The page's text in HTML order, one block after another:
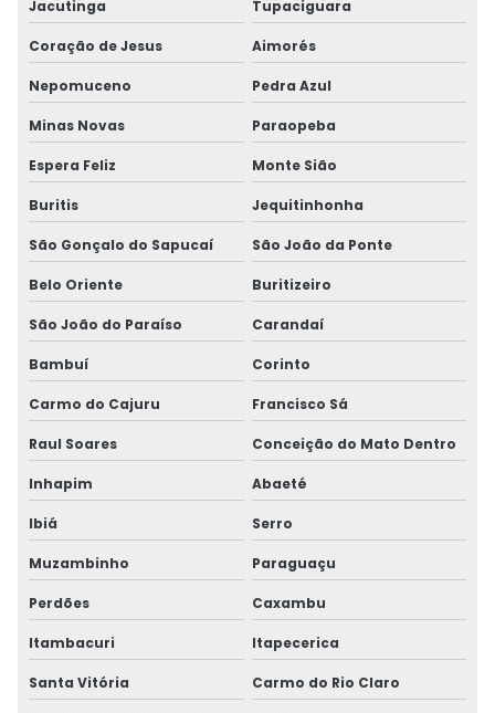
Jacutinga Tupaciguara
Coração de Jesus Aimorés
Nepomuceno Pedra Azul
Minas Novas Paraopeba
Espera Feliz Monte Sião
Buritis Jequitinhonha
São Gonçalo do Sapucaí São João da Ponte
Belo Oriente Buritizeiro
São João do Paraíso Carandaí
Bambuí Corinto
Carmo do Cajuru Francisco Sá
Raul Soares Conceição do Mato Dentro
Inhapim Abaeté
Ibiá Serro
Muzambinho Paraguaçu
Perdões Caxambu
Itambacuri Itapecerica
Santa Vitória Carmo do Rio Claro